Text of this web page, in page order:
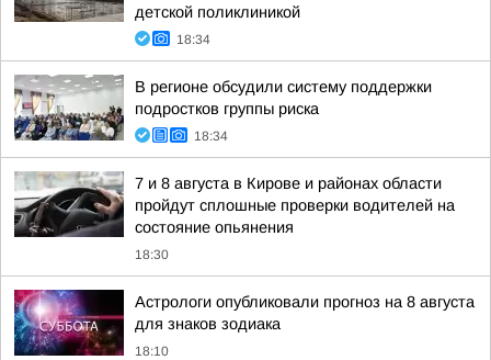
детской поликлиникой
18:34
В регионе обсудили систему поддержки
подростков группы риска
18:34
7 и 8 августа в Кирове и районах области
пройдут сплошные проверки водителей на
состояние опьянения
18:30
Астрологи опубликовали прогноз на 8 августа
для знаков зодиака
18:10